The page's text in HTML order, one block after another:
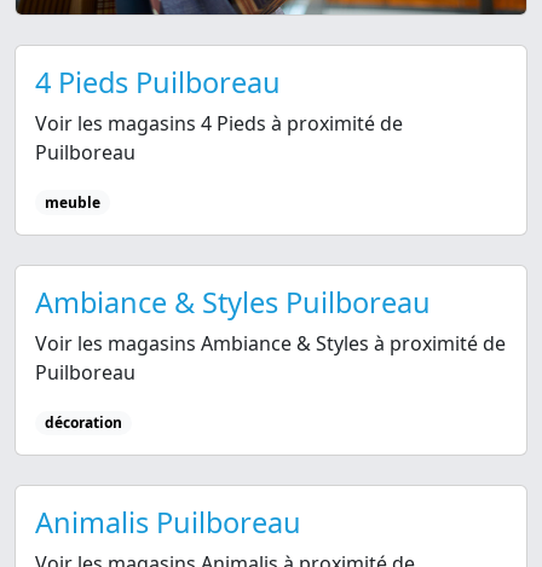
4 Pieds Puilboreau
Voir les magasins 4 Pieds à proximité de
Puilboreau
meuble
Ambiance & Styles Puilboreau
Voir les magasins Ambiance & Styles à proximité de
Puilboreau
décoration
Animalis Puilboreau